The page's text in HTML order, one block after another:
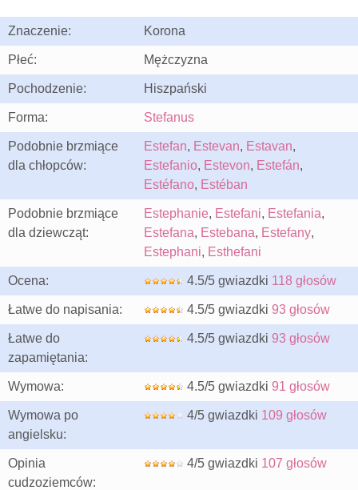
Znaczenie: Korona
Płeć: Mężczyzna
Pochodzenie: Hiszpański
Forma: Stefanus
Podobnie brzmiące
dla chłopców:
Estefan, Estevan, Estavan,
Estefanio, Estevon, Estefán,
Estéfano, Estéban
Podobnie brzmiące
dla dziewcząt:
Estephanie, Estefani, Estefania,
Estefana, Estebana, Estefany,
Estephani, Esthefani
Ocena: 4.5/5 gwiazdki 118 głosów
Łatwe do napisania: 4.5/5 gwiazdki 93 głosów
Łatwe do
zapamiętania:
4.5/5 gwiazdki 93 głosów
Wymowa: 4.5/5 gwiazdki 91 głosów
Wymowa po
angielsku:
4/5 gwiazdki 109 głosów
Opinia
cudzoziemców:
4/5 gwiazdki 107 głosów